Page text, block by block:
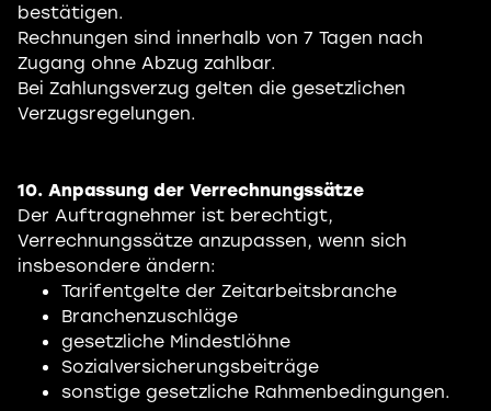
bestätigen.
Rechnungen sind innerhalb von 7 Tagen nach
Zugang ohne Abzug zahlbar.
Bei Zahlungsverzug gelten die gesetzlichen
Verzugsregelungen.
10. Anpassung der Verrechnungssätze
Der Auftragnehmer ist berechtigt,
Verrechnungssätze anzupassen, wenn sich
insbesondere ändern:
Tarifentgelte der Zeitarbeitsbranche
Branchenzuschläge
gesetzliche Mindestlöhne
Sozialversicherungsbeiträge
sonstige gesetzliche Rahmenbedingungen.